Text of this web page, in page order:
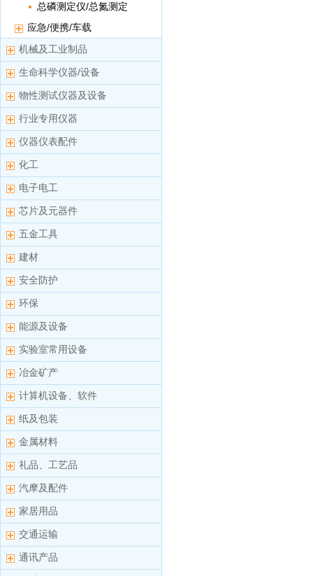
总磷测定仪/总氮测定
仪/总磷总氮测定仪
应急/便携/车载
机械及工业制品
生命科学仪器/设备
物性测试仪器及设备
行业专用仪器
仪器仪表配件
化工
电子电工
芯片及元器件
五金工具
建材
安全防护
环保
能源及设备
实验室常用设备
冶金矿产
计算机设备、软件
纸及包装
金属材料
礼品、工艺品
汽摩及配件
家居用品
交通运输
通讯产品